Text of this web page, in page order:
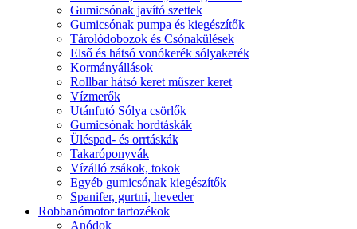
Gumicsónak javító szettek
Gumicsónak pumpa és kiegészítők
Tárolódobozok és Csónakülések
Első és hátsó vonókerék sólyakerék
Kormányállások
Rollbar hátsó keret műszer keret
Vízmerők
Utánfutó Sólya csörlők
Gumicsónak hordtáskák
Üléspad- és orrtáskák
Takaróponyvák
Vízálló zsákok, tokok
Egyéb gumicsónak kiegészítők
Spanifer, gurtni, heveder
Robbanómotor tartozékok
Anódok